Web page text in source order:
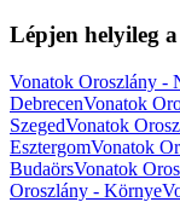
Lépjen helyileg
Vonatok Oroszlány -
DebrecenVonatok
SzegedVonatok
EsztergomVonatok
BudaörsVonatok
Oroszlány - Környe